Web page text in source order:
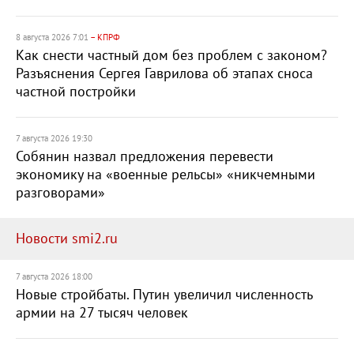
8 августа 2026 7:01 – КПРФ
Как снести частный дом без проблем с законом?
Разъяснения Сергея Гаврилова об этапах сноса
частной постройки
7 августа 2026 19:30
Собянин назвал предложения перевести
экономику на «военные рельсы» «никчемными
разговорами»
Новости smi2.ru
7 августа 2026 18:00
Новые стройбаты. Путин увеличил численность
армии на 27 тысяч человек